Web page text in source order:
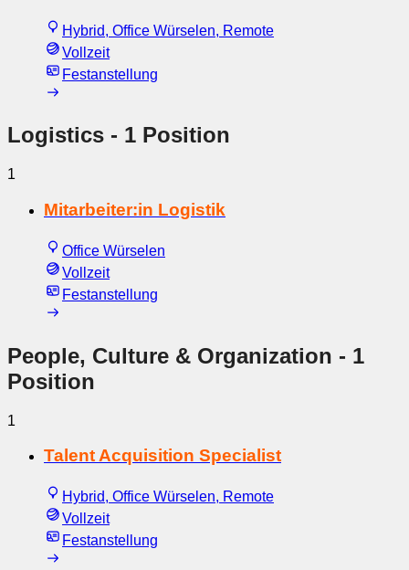
Hybrid, Office Würselen, Remote
Vollzeit
Festanstellung
Logistics - 1 Position
1
Mitarbeiter:in Logistik
Office Würselen
Vollzeit
Festanstellung
People, Culture & Organization - 1
Position
1
Talent Acquisition Specialist
Hybrid, Office Würselen, Remote
Vollzeit
Festanstellung